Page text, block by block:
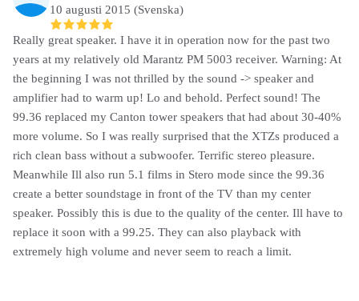
10 augusti 2015 (Svenska)
Really great speaker. I have it in operation now for the past two
years at my relatively old Marantz PM 5003 receiver. Warning: At
the beginning I was not thrilled by the sound -> speaker and
amplifier had to warm up! Lo and behold. Perfect sound! The
99.36 replaced my Canton tower speakers that had about 30-40%
more volume. So I was really surprised that the XTZs produced a
rich clean bass without a subwoofer. Terrific stereo pleasure.
Meanwhile Ill also run 5.1 films in Stero mode since the 99.36
create a better soundstage in front of the TV than my center
speaker. Possibly this is due to the quality of the center. Ill have to
replace it soon with a 99.25. They can also playback with
extremely high volume and never seem to reach a limit.